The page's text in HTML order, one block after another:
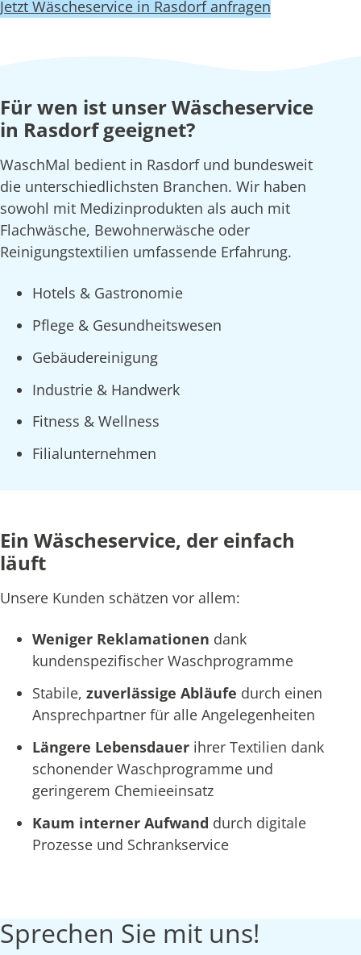
Jetzt Wäscheservice in Rasdorf anfragen
Für wen ist unser Wäscheservice
in Rasdorf geeignet?
WaschMal bedient in Rasdorf und bundesweit
die unterschiedlichsten Branchen. Wir haben
sowohl mit Medizinprodukten als auch mit
Flachwäsche, Bewohnerwäsche oder
Reinigungstextilien umfassende Erfahrung.
Hotels & Gastronomie
Pflege & Gesundheitswesen
Gebäudereinigung
Industrie & Handwerk
Fitness & Wellness
Filialunternehmen
Ein Wäscheservice, der einfach
läuft
Unsere Kunden schätzen vor allem:
Weniger Reklamationen dank
kundenspezifischer Waschprogramme
Stabile, zuverlässige Abläufe durch einen
Ansprechpartner für alle Angelegenheiten
Längere Lebensdauer ihrer Textilien dank
schonender Waschprogramme und
geringerem Chemieeinsatz
Kaum interner Aufwand durch digitale
Prozesse und Schrankservice
Sprechen Sie mit uns!